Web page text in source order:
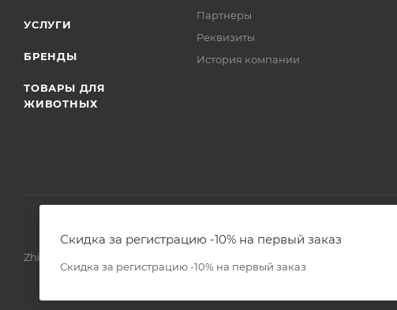
УСЛУГИ
БРЕНДЫ
ТОВАРЫ ДЛЯ
ЖИВОТНЫХ
Партнеры
Реквизиты
История компании
Zhivoimir.kz 2026 © – Интернет-зоомагазин для питомцев и животных
Скидка за регистрацию -10% на первый заказ
Скидка за регистрацию -10% на первый заказ